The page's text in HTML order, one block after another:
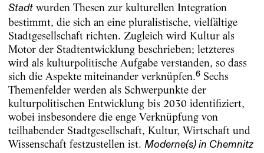
Stadtwurden Thesen zur kulturellen Integration
bestimmt, die sich an eine pluralistische, vielfältige
Stadtgesellschaft richten. Zugleich wird Kultur als
Motor der Stadtentwicklung beschrieben; letzteres
wird als kulturpolitische Aufgabe verstanden, so dass
sich die Aspekte miteinander verknüpfen.6Sechs
Themenfelder werden als Schwerpunkte der
kulturpolitischen Entwicklung bis 2030 identifiziert,
wobei insbesondere die enge Verknüpfung von
teilhabender Stadtgesellschaft, Kultur, Wirtschaft und
Wissenschaft festzustellen ist. Moderne(s) in Chemnitz